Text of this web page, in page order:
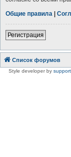
Общие правила |
Регистрация
Список форумов
Style developer by